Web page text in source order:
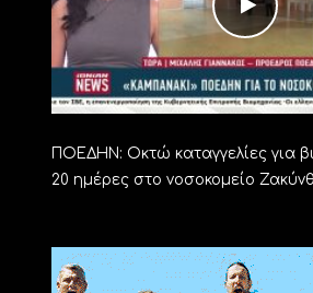
ΠΟΕΔΗΝ: Οκτώ καταγγελίες για
20 ημέρες στο νοσοκομείο